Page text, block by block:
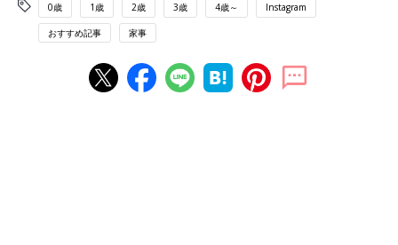
0歳 1歳 2歳 3歳 4歳～ Instagram
おすすめ記事 家事